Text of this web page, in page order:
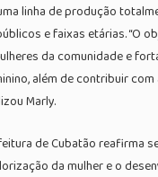
linha de produção
e faixas etárias. “O
da comunidade e
além de contribuir
Marly.
de Cubatão reafirma
da mulher e o